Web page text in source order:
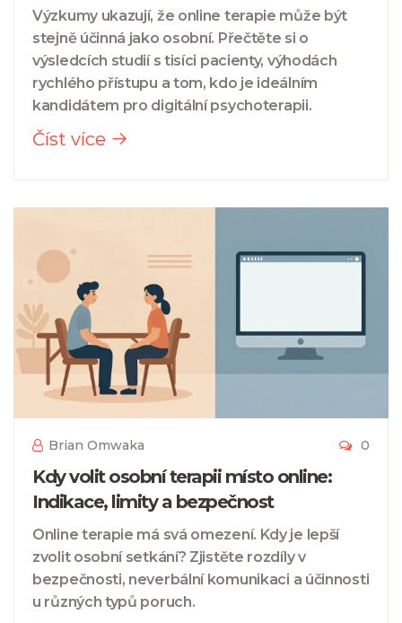
Výzkumy ukazují, že online terapie může být
stejně účinná jako osobní. Přečtěte si o
výsledcích studií s tisíci pacienty, výhodách
rychlého přístupu a tom, kdo je ideálním
kandidátem pro digitální psychoterapii.
Číst více
Brian Omwaka 0
Kdy volit osobní terapii místo online:
Indikace, limity a bezpečnost
Online terapie má svá omezení. Kdy je lepší
zvolit osobní setkání? Zjistěte rozdíly v
bezpečnosti, neverbální komunikaci a účinnosti
u různých typů poruch.